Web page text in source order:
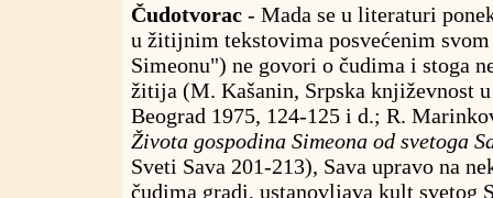
Čudotvorac - Mada se u literaturi
u žitijnim tekstovima posvećenim
Simeonu") ne govori o čudima i stoga
žitija (M. Kašanin, Srpska književnost
Beograd 1975, 124-125 i d.; R.
Života gospodina Simeona od svetoga
Sveti Sava 201-213), Sava upravo na
čudima gradi, ustanovljava kult svetog